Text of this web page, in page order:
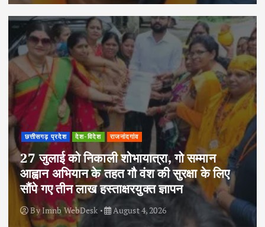
छत्तीसगढ़ प्रदेश देश-विदेश राजनांदगांव
27 जुलाई को निकाली शोभायात्रा, गो सम्मान
आह्वान अभियान के तहत गौ वंश की सुरक्षा के लिए
सौंपे गए तीन लाख हस्ताक्षरयुक्त ज्ञापन
ByImnb WebDesk August 4, 2026